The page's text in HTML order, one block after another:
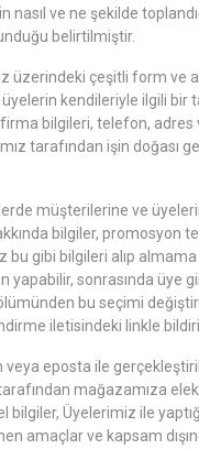
nasıl ve ne şekilde
belirtilmiştir.
üzerindeki çeşitli form ve
kendileriyle ilgili bir
bilgileri, telefon, adres
tarafından işin doğası
müşterilerine ve
bilgiler, promosyon
bu gibi bilgileri alıp
yapabilir, sonrasında üye
bu seçimi
iletisindeki linkle
veya eposta ile
mağazamıza
Üyelerimiz ile
amaçlar ve kapsam